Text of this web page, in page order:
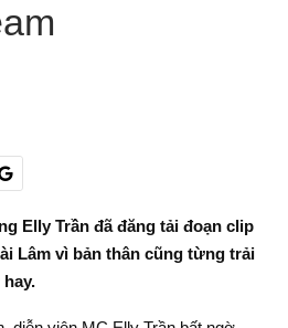
Elly Trần đã đăng tải đoạn clip
Lâm vì bản thân cũng từng trải